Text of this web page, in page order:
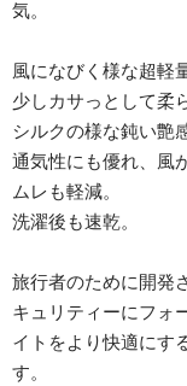
気。
風になびく様な超軽
少しカサっとして柔
シルクの様な鈍い艶
通気性にも優れ、風
ムレも軽減。
洗濯後も速乾。
旅行者のために開発
キュリティーにフォ
イトをより快適にす
す。